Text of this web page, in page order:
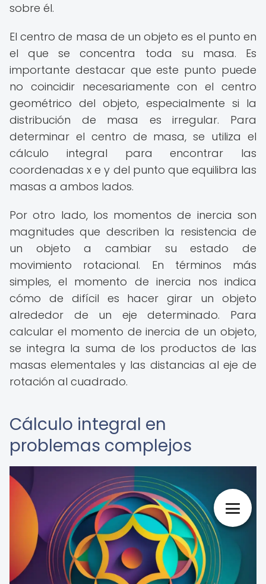
sobre él.
El centro de masa de un objeto es el punto en
el que se concentra toda su masa. Es
importante destacar que este punto puede
no coincidir necesariamente con el centro
geométrico del objeto, especialmente si la
distribución de masa es irregular. Para
determinar el centro de masa, se utiliza el
cálculo integral para encontrar las
coordenadas x e y del punto que equilibra las
masas a ambos lados.
Por otro lado, los momentos de inercia son
magnitudes que describen la resistencia de
un objeto a cambiar su estado de
movimiento rotacional. En términos más
simples, el momento de inercia nos indica
cómo de difícil es hacer girar un objeto
alrededor de un eje determinado. Para
calcular el momento de inercia de un objeto,
se integra la suma de los productos de las
masas elementales y las distancias al eje de
rotación al cuadrado.
Cálculo integral en
problemas complejos